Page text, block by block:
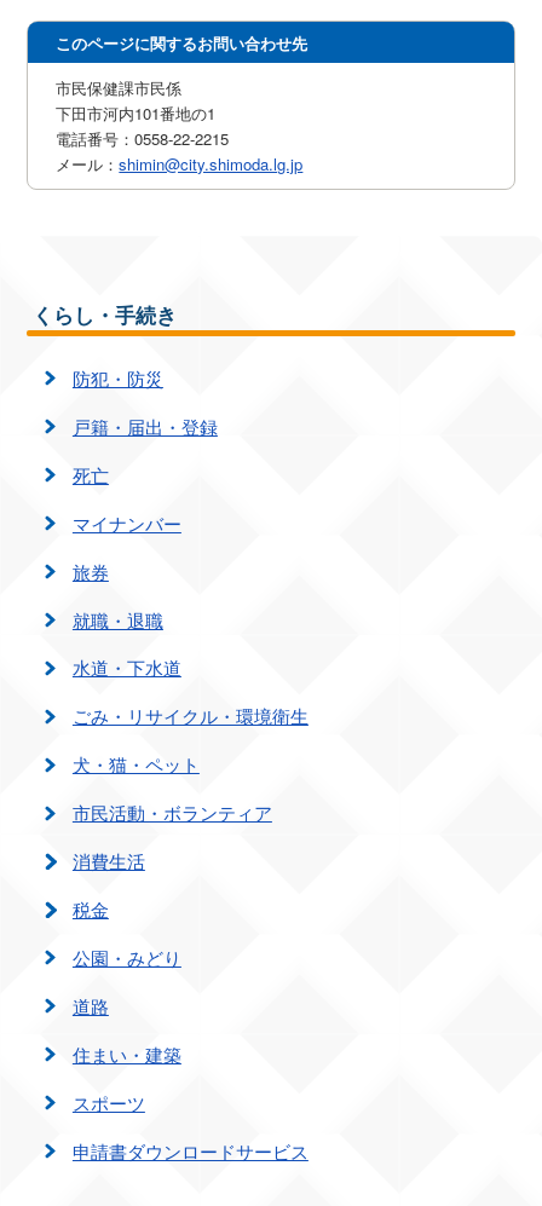
このページに関するお問い合わせ先
市民保健課市民係
下田市河内101番地の1
電話番号：0558-22-2215
メール：shimin@city.shimoda.lg.jp
くらし・手続き
防犯・防災
戸籍・届出・登録
死亡
マイナンバー
旅券
就職・退職
水道・下水道
ごみ・リサイクル・環境衛生
犬・猫・ペット
市民活動・ボランティア
消費生活
税金
公園・みどり
道路
住まい・建築
スポーツ
申請書ダウンロードサービス